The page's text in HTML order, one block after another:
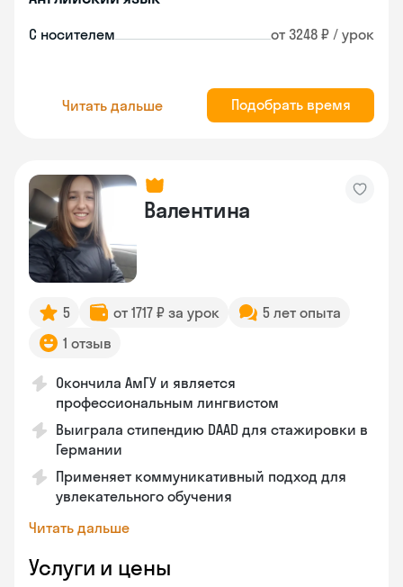
С носителем от 3248 ₽ / урок
Читать дальше Подобрать время
Валентина
5 от 1717 ₽ за урок
5 лет опыта
1 отзыв
Окончила АмГУ и является
профессиональным лингвистом
Выиграла стипендию DAAD для стажировки в
Германии
Применяет коммуникативный подход для
увлекательного обучения
Читать дальше
Услуги и цены